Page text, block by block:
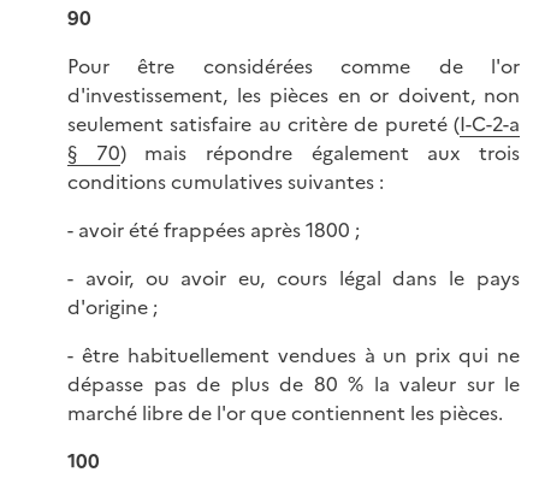
90
Pour être considérées comme de l'or
d'investissement, les pièces en or doivent, non
seulement satisfaire au critère de pureté (I-C-2-a
§ 70) mais répondre également aux trois
conditions cumulatives suivantes :
- avoir été frappées après 1800 ;
- avoir, ou avoir eu, cours légal dans le pays
d'origine ;
- être habituellement vendues à un prix qui ne
dépasse pas de plus de 80 % la valeur sur le
marché libre de l'or que contiennent les pièces.
100